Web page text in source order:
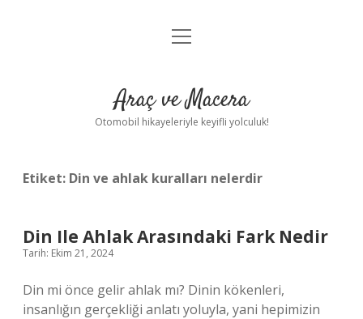
Anasayfa
Yasal Uyarı
menüyü
Araç ve Macera
Otomobil hikayeleriyle keyifli yolculuk!
Etiket: Din ve ahlak kuralları nelerdir
Din Ile Ahlak Arasındaki Fark Nedir
Tarih: Ekim 21, 2024
Din mi önce gelir ahlak mı? Dinin kökenleri,
insanlığın gerçekliği anlatı yoluyla, yani hepimizin